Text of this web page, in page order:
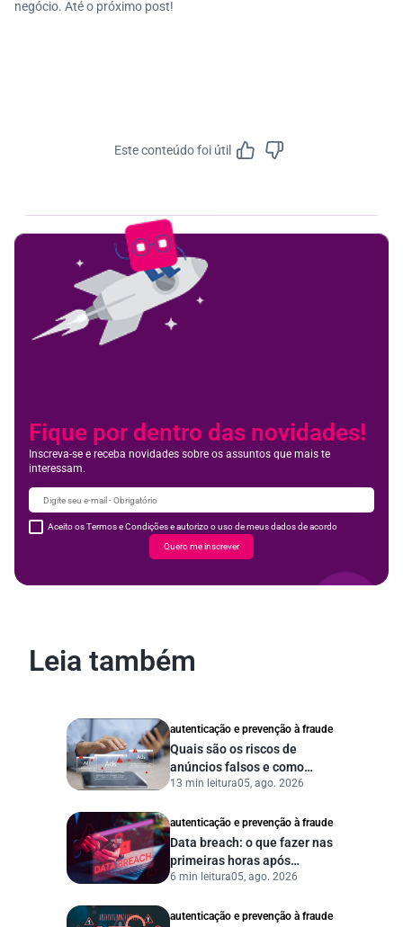
negócio. Até o próximo post!
Este conteúdo foi útil
Fique por dentro das novidades!
Inscreva-se e receba novidades sobre os assuntos que mais te
interessam.
Aceito os Termos e Condições e autorizo o uso de meus dados de acordo
Quero me inscrever
Leia também
autenticação e prevenção à fraude
Quais são os riscos de
anúncios falsos e como
proteger seu negócio?
13 min leitura05, ago. 2026
autenticação e prevenção à fraude
Data breach: o que fazer nas
primeiras horas após
vazamento de dados?
6 min leitura05, ago. 2026
autenticação e prevenção à fraude